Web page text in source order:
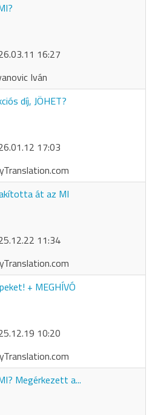
16:27
Iván
díj, JÖHET?
17:03
át az MI
11:34
+ MEGHÍVÓ
10:20
Megérkezett a...